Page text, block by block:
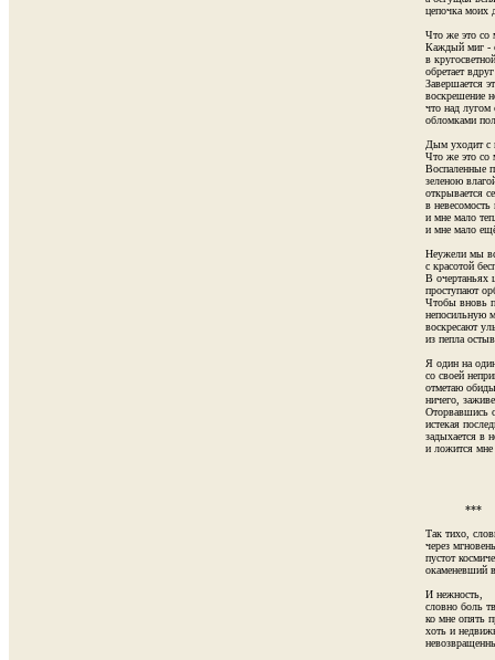
цепочка моих
Что же это со
Каждый миг -
в
обретает
Завершается
воскрешение
что над лугом
обломками
Дым уходит с
Что же это со
Воспаленные
зеленою
открывается
в невесомость
и мне мало
и мне мало
Неужели мы
с красотой
В очертаньях
проступают
Чтобы вновь
непосильную
воскресают
из пепла
Я один на
со своей
отметаю
ничего,
Оторвавшись
истекая
задыхается в
и ложится мне
            ***
Так тихо,
через
пустот
окаменевший
И нежность,
словно боль
ко мне опять
хоть и